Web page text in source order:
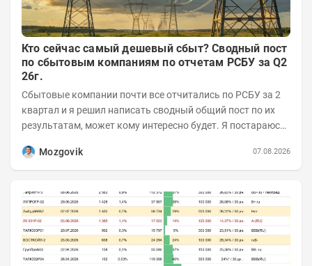
Кто сейчас самый дешевый сбыт? Сводный пост
по сбытовым компаниям по отчетам РСБУ за Q2
26г.
Сбытовые компании почти все отчитались по РСБУ за 2
квартал и я решил написать сводный общий пост по их
результатам, может кому интересно будет. Я постараюсь
Mozgovik
07.08.2026